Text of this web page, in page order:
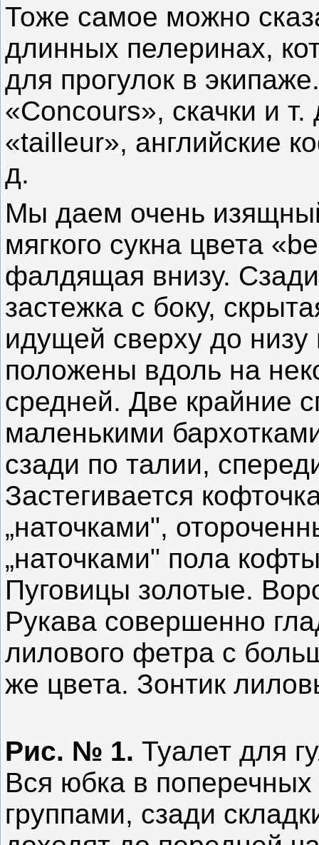
Тоже самое можно
длинных пелеринах,
для прогулок в
«Соnсоurs», скачки и
«tailleur», английские
д.
Мы даем очень
мягкого сукна цвета
фалдящая внизу.
застежка с боку,
идущей сверху до низу
положены вдоль на
средней. Две крайние
маленькими
сзади по талии,
Застегивается
„наточками",
„наточками" пола
Пуговицы золотые.
Рукава совершенно
лилового фетра с
же цвета. Зонтик
Рис. № 1. Туалет для
Вся юбка в
группами, сзади